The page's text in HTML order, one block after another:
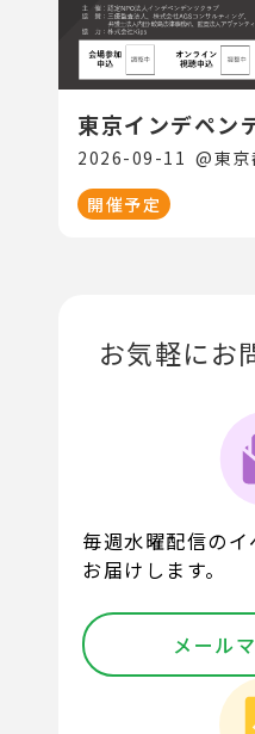
東京インデペン
2026-09-11 @東京
開催予定
お気軽にお
毎週水曜配信の
お届けします。
メール